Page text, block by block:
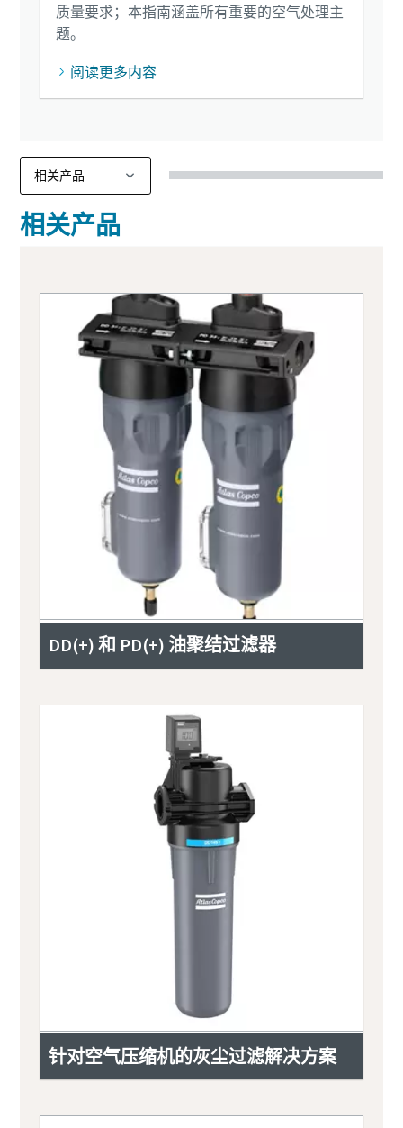
质量要求；本指南涵盖所有重要的空气处理主
题。
阅读更多内容
相关产品
DD(+) 和 PD(+) 油聚结过滤器
针对空气压缩机的灰尘过滤解决方案